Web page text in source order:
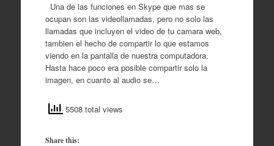
Una de las funciones en Skype que mas se
ocupan son las videollamadas, pero no solo las
llamadas que incluyen el video de tu camara web,
tambien el hecho de compartir lo que estamos
viendo en la pantalla de nuestra computadora.
Hasta hace poco era posible compartir solo la
imagen, en cuanto al audio se…
5508 total views
Share this: